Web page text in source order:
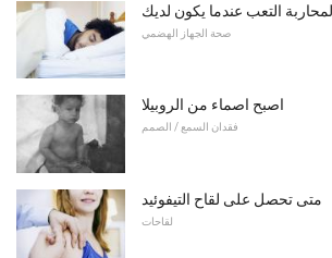
صحة الجهاز الهضمي
اصبح اصماء من الروبيلا
فقدان السمع / الصمم
متى تحصل على لقاح التيفوئيد
لقاحات